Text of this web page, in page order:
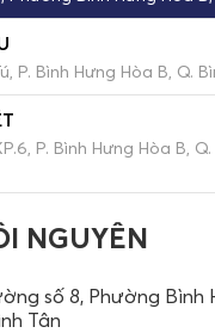
P. Bình Hưng Hòa B, Q.
P. Bình Hưng Hòa B, Q.
NGUYÊN
số 8, Phường Bình
Tân